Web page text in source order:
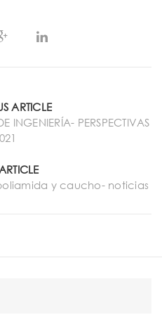
ARTICLE
INGENIERÍA- PERSPECTIVAS
y caucho- noticias